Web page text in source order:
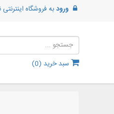
ورودبه فروشگاه
سبد خرید (0
)